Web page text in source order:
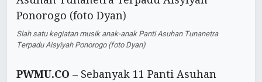
Slah satu kegiatan musik anak-anak Panti Asuhan Tunanetra
Terpadu Aisyiyah Ponorogo (foto Dyan)
PWMU.CO – Sebanyak 11 Panti Asuhan